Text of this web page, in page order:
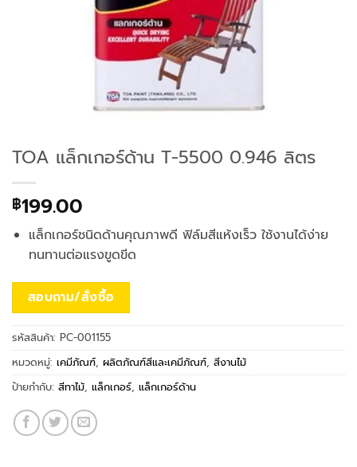
TOA แล็กเกอร์ด้าน T-5500 0.946 ลิตร
฿199.00
แล็กเกอร์ชนิดด้านคุณภาพดี ฟิล์มสีแห้งเร็ว ใช้งานได้ง่าย
ทนทานต่อแรงขูดขีด
สอบถาม/สั่งซื้อ
รหัสสินค้า: PC-001155
หมวดหมู่: เคมีภัณฑ์, ผลิตภัณฑ์สีและเคมีภัณฑ์, สีงานไม้
ป้ายกำกับ: สีทาไม้, แล็กเกอร์, แล็กเกอร์ด้าน